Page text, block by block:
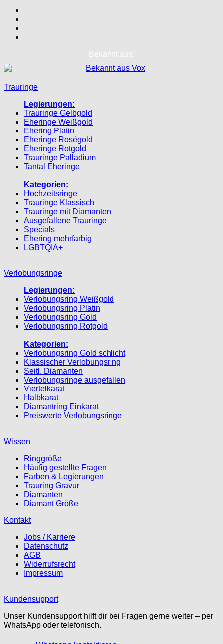
Bekannt aus:
Trauringe
Legierungen:
Trauringe Gelbgold
Eheringe Weißgold
Ehering Platin
Eheringe Roségold
Eheringe Rotgold
Trauringe Palladium
Tantal Eheringe
Kategorien:
Hochzeitsringe
Trauringe Klassisch
Trauringe mit Diamanten
Ausgefallene Trauringe
Specials
Ehering mehrfarbig
LGBTQIA+
Verlobungsringe
Legierungen:
Verlobungsring Weißgold
Verlobungsring Platin
Verlobungsring Gold
Verlobungsring Rotgold
Kategorien:
Verlobungsring Gold schlicht
Klassischer Verlobungsring
Seitl. Diamanten
Verlobungsringe ausgefallen
Viertelkarat
Halbkarat
Diamantring Einkarat
Preiswerte Verlobungsringe
Wissen
Ringgröße
Häufig gestellte Fragen
Farben & Legierungen
Trauring Gravur
Diamanten
Diamant Größe
Kontakt
Jobs / Karriere
Datenschutz
AGB
Widerrufsrecht
Impressum
Kundensupport
Unser Kundensupport hilft dir bei Fragen gerne weiter – per
WhatsApp oder telefonisch.